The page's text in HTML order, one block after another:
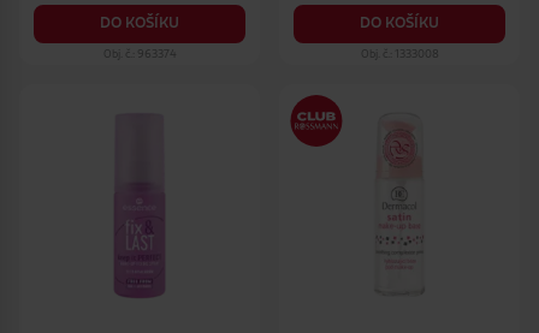
DO KOŠÍKU
Obj. č.: 963374
DO KOŠÍKU
Obj. č.: 1333008